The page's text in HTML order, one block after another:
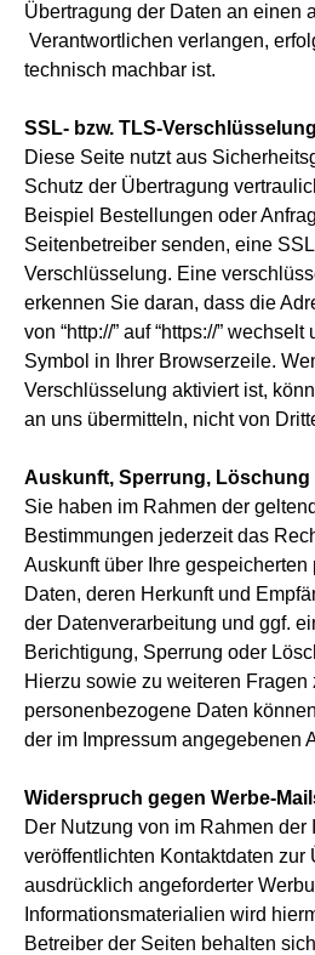
Übertragung der Daten an einen
Verantwortlichen verlangen,
technisch machbar ist.
SSL- bzw. TLS-Verschlüsselung
Diese Seite nutzt aus
Schutz der Übertragung
Beispiel Bestellungen oder
Seitenbetreiber senden, eine
Verschlüsselung. Eine
erkennen Sie daran, dass die
von “http://” auf “https://”
Symbol in Ihrer Browserzeile.
Verschlüsselung aktiviert ist,
an uns übermitteln, nicht von
Auskunft, Sperrung, Löschung
Sie haben im Rahmen der
Bestimmungen jederzeit das
Auskunft über Ihre
Daten, deren Herkunft und
der Datenverarbeitung und ggf.
Berichtigung, Sperrung oder
Hierzu sowie zu weiteren Fragen
personenbezogene Daten
der im Impressum angegebenen
Widerspruch gegen Werbe-
Der Nutzung von im Rahmen der
veröffentlichten Kontaktdaten zur
ausdrücklich angeforderter
Informationsmaterialien wird
Betreiber der Seiten behalten